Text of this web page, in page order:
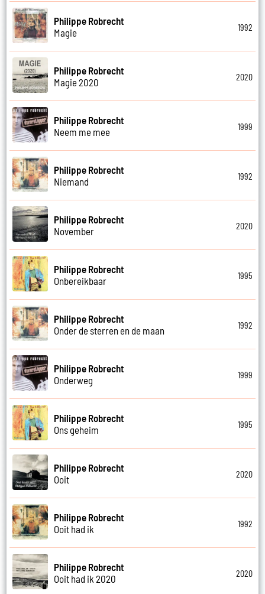
Philippe Robrecht
Magie
1992
Philippe Robrecht
Magie 2020
2020
Philippe Robrecht
Neem me mee
1999
Philippe Robrecht
Niemand
1992
Philippe Robrecht
November
2020
Philippe Robrecht
Onbereikbaar
1995
Philippe Robrecht
Onder de sterren en de maan
1992
Philippe Robrecht
Onderweg
1999
Philippe Robrecht
Ons geheim
1995
Philippe Robrecht
Ooit
2020
Philippe Robrecht
Ooit had ik
1992
Philippe Robrecht
Ooit had ik 2020
2020